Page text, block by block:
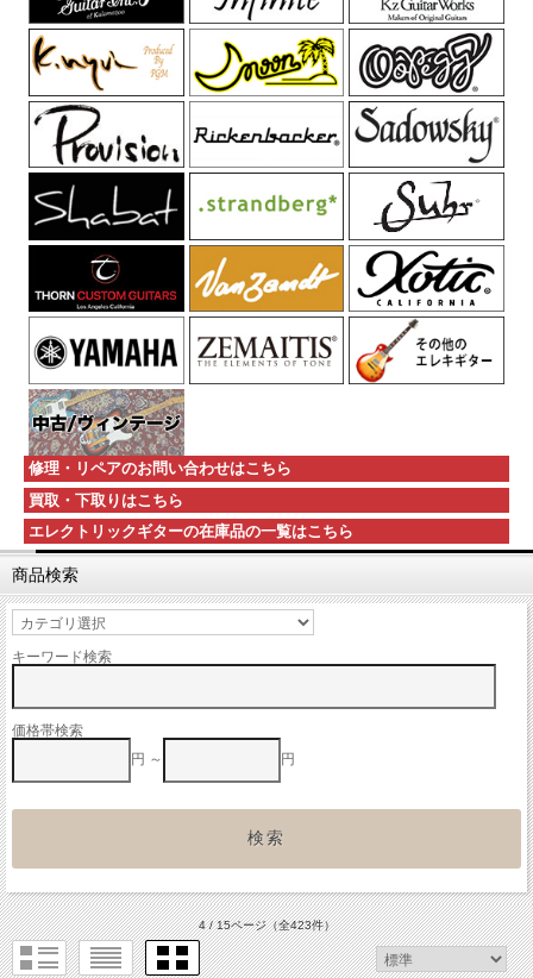
修理・リペアのお問い合わせはこちら
買取・下取りはこちら
エレクトリックギターの在庫品の一覧はこちら
商品検索
キーワード検索
価格帯検索
円 ～
円
4 / 15ページ（全423件）